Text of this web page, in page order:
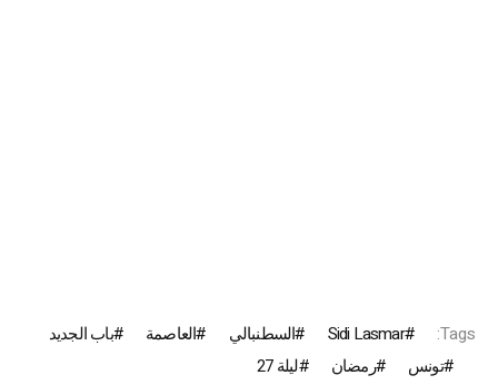
Tags:
Sidi Lasmar السطنبالي العاصمة
باب الجديد
تونس
رمضان ليلة 27